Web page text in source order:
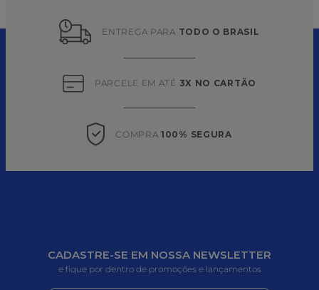
ENTREGA PARA TODO O BRASIL
PARCELE EM ATÉ 3X NO CARTÃO
COMPRA 100% SEGURA
CADASTRE-SE EM NOSSA NEWSLETTER
e fique por dentro de promoções e lançamentos